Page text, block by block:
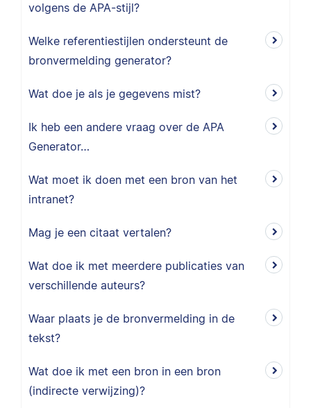
volgens de APA-stijl?
Welke referentiestijlen ondersteunt de
bronvermelding generator?
Wat doe je als je gegevens mist?
Ik heb een andere vraag over de APA
Generator…
Wat moet ik doen met een bron van het
intranet?
Mag je een citaat vertalen?
Wat doe ik met meerdere publicaties van
verschillende auteurs?
Waar plaats je de bronvermelding in de
tekst?
Wat doe ik met een bron in een bron
(indirecte verwijzing)?